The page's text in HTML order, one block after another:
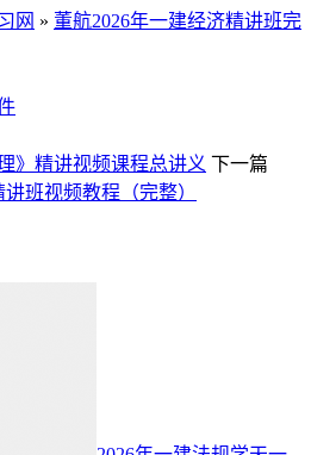
网 » 董航2026年一建经济精讲班完
》精讲视频课程总讲义 下一篇
班视频教程（完整）